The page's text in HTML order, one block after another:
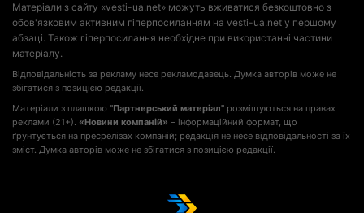
Матеріали з сайту «vesti-ua.net» можуть вживатися безкоштовно з
обов'язковим активним гіперпосиланням на vesti-ua.net у першому
абзаці. Також гіперпосилання необхідне при використанні частини
матеріалу.
Відповідальність за рекламу несе рекламодавець. Думка авторів може не
збігатися з позицією редакції.
Матеріали з плашкою "Партнерський матеріал" розміщуються на правах
реклами (21+). «Новини компаній» – інформаційний формат, що
ґрунтується на пресрелізах компаній; редакція не несе відповідальності за їх
зміст. Думка авторів може не збігатися з позицією редакції.